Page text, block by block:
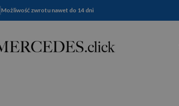
Możliwość zwrotu nawet do 14 dni